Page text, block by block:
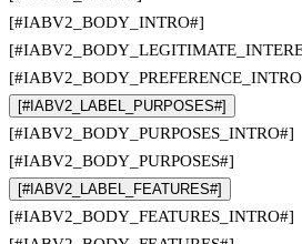
[#IABV2_BODY_INTRO#]
[#IABV2_LABEL_PURPOSES#]
[#IABV2_BODY_PURPOSES_INTRO#]
[#IABV2_BODY_PURPOSES#]
[#IABV2_LABEL_FEATURES#]
[#IABV2_BODY_FEATURES_INTRO#]